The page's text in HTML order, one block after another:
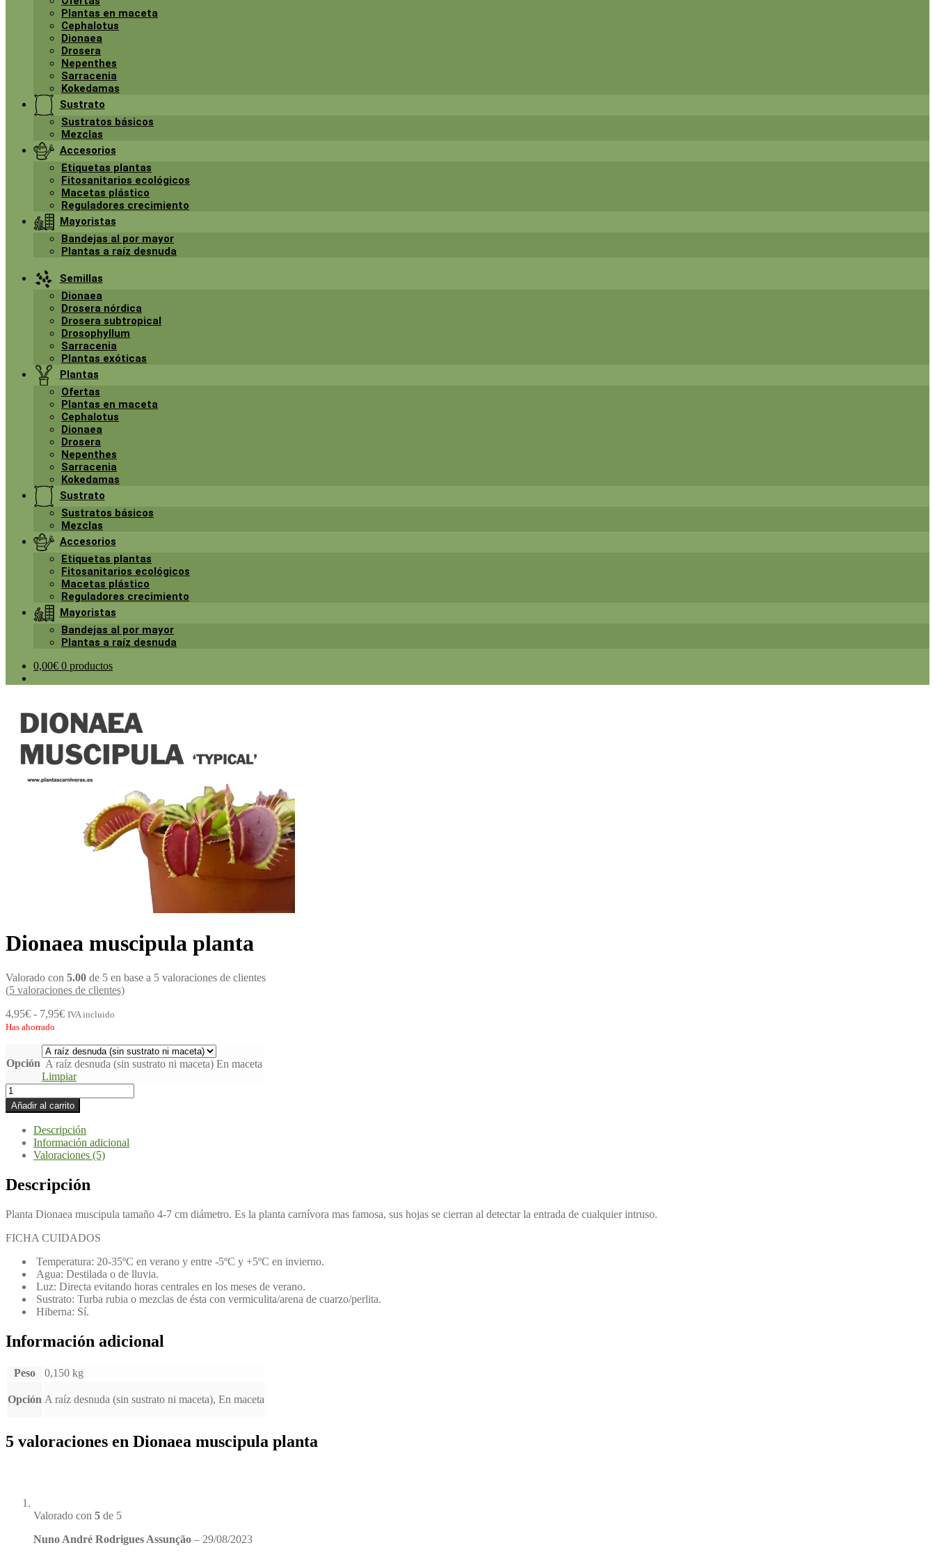
Plantas en maceta
Cephalotus
Dionaea
Drosera
Nepenthes
Sarracenia
Kokedamas
Sustrato
Sustratos básicos
Mezclas
Accesorios
Etiquetas plantas
Fitosanitarios ecológicos
Macetas plástico
Reguladores crecimiento
Mayoristas
Bandejas al por mayor
Plantas a raíz desnuda
Semillas
Dionaea
Drosera nórdica
Drosera subtropical
Drosophyllum
Sarracenia
Plantas exóticas
Plantas
Ofertas
Plantas en maceta
Cephalotus
Dionaea
Drosera
Nepenthes
Sarracenia
Kokedamas
Sustrato
Sustratos básicos
Mezclas
Accesorios
Etiquetas plantas
Fitosanitarios ecológicos
Macetas plástico
Reguladores crecimiento
Mayoristas
Bandejas al por mayor
Plantas a raíz desnuda
0,00€ 0 productos
Dionaea muscipula planta
Valorado con 5.00 de 5 en base a 5 valoraciones de clientes
(5 valoraciones de clientes)
4,95€ - 7,95€ IVA incluido
Has ahorrado
Opción A raíz desnuda (sin sustrato ni maceta) En maceta
Limpiar
Añadir al carrito
Descripción
Información adicional
Valoraciones (5)
Descripción
Planta Dionaea muscipula tamaño 4-7 cm diámetro. Es la planta carnívora mas famosa, sus hojas se cierran al detectar la entrada de cualquier intruso.
FICHA CUIDADOS
Temperatura: 20-35ºC en verano y entre -5ºC y +5ºC en invierno.
Agua: Destilada o de lluvia.
Luz: Directa evitando horas centrales en los meses de verano.
Sustrato: Turba rubia o mezclas de ésta con vermiculita/arena de cuarzo/perlita.
Hiberna: Sí.
Información adicional
Peso 0,150 kg
Opción A raíz desnuda (sin sustrato ni maceta), En maceta
5 valoraciones en Dionaea muscipula planta
Valorado con 5 de 5
Nuno André Rodrigues Assunção – 29/08/2023